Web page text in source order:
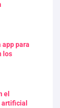
app para
los
el